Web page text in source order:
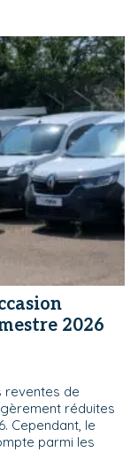
2026
reventes de
réduites
Cependant, le
parmi les